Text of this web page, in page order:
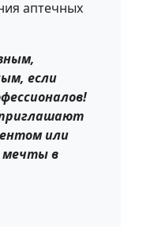
аптечных
если
или
мечты в